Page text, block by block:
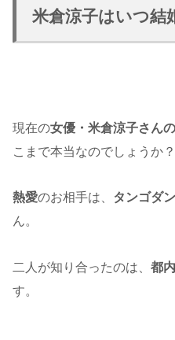
米倉涼子はいつ結
現在の女優・米倉涼子さん
こまで本当なのでしょうか？
熱愛のお相手は、 タンゴダ
ん。
二人が知り合ったのは、 都
す。